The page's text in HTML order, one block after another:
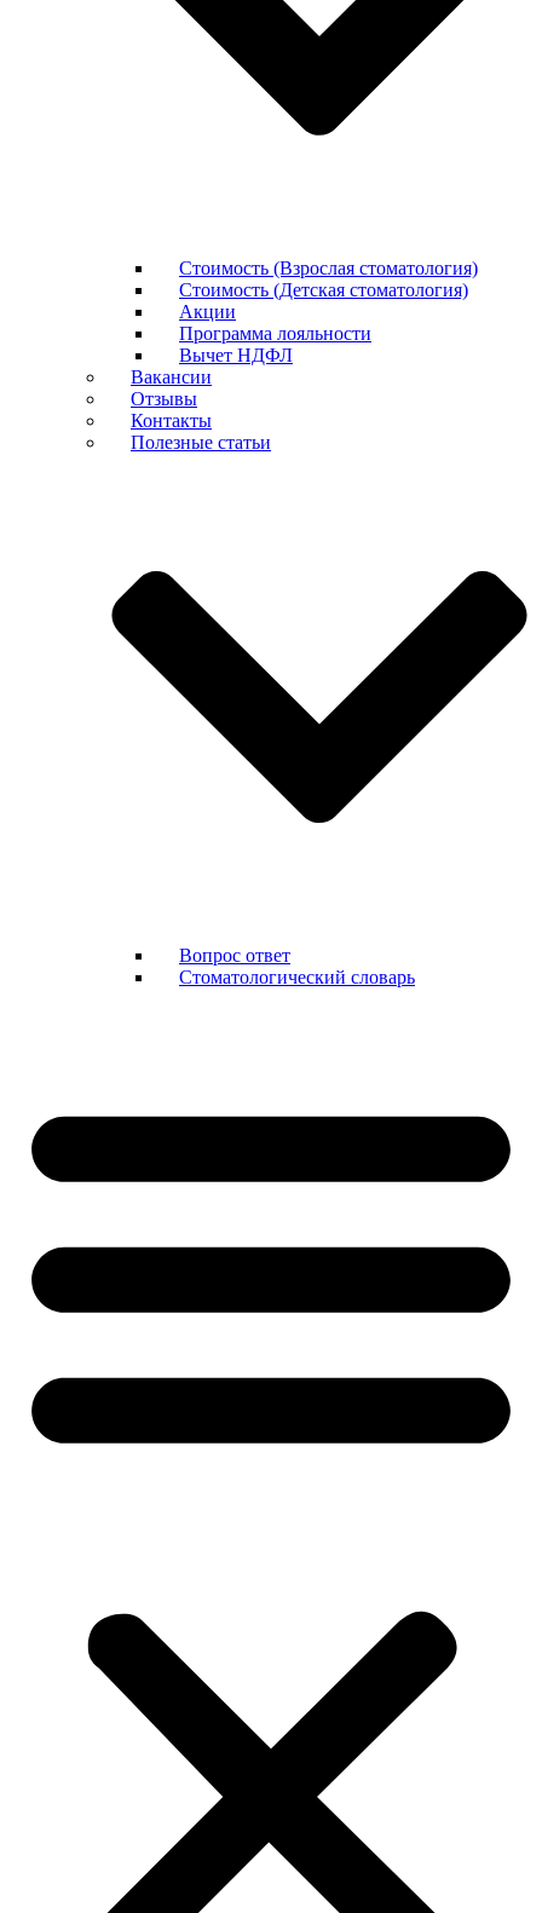
Стоимость (Взрослая стоматология)
Стоимость (Детская стоматология)
Акции
Программа лояльности
Вычет НДФЛ
Вакансии
Отзывы
Контакты
Полезные статьи
Вопрос ответ
Стоматологический словарь